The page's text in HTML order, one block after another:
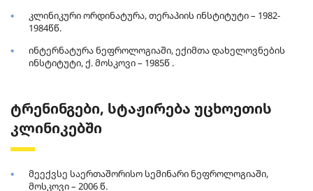
კლინიკური ორდინატურა, თერაპიის ინსტიტუტი – 1982-
1984წწ.
ინტერნატურა ნეფროლოგიაში, ექიმთა დახელოვნების
ინსტიტუტი, ქ. მოსკოვი – 1985წ .
ტრენინგები, სტაჟირება უცხოეთის
კლინიკებში
მეექვსე საერთაშორისო სემინარი ნეფროლოგიაში,
მოსკოვი – 2006 წ.